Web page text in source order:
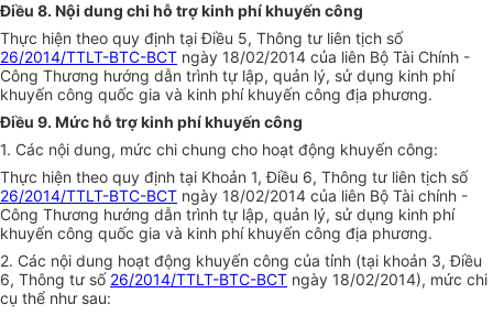
Điều 8. Nội dung chi hỗ trợ kinh phí khuyến công
Thực hiện theo quy định tại Điều 5, Thông tư liên tịch số
26/2014/TTLT-BTC-BCT ngày 18/02/2014 của liên Bộ Tài Chính -
Công Thương hướng dẫn trình tự lập, quản lý, sử dụng kinh phí
khuyến công quốc gia và kinh phí khuyến công địa phương.
Điều 9. Mức hỗ trợ kinh phí khuyến công
1. Các nội dung, mức chi chung cho hoạt động khuyến công:
Thực hiện theo quy định tại Khoản 1, Điều 6, Thông tư liên tịch số
26/2014/TTLT-BTC-BCT ngày 18/02/2014 của liên Bộ Tài chính -
Công Thương hướng dẫn trình tự lập, quản lý, sử dụng kinh phí
khuyến công quốc gia và kinh phí khuyến công địa phương.
2. Các nội dung hoạt động khuyến công của tỉnh (tại khoản 3, Điều
6, Thông tư số 26/2014/TTLT-BTC-BCT ngày 18/02/2014), mức chi
cụ thể như sau: